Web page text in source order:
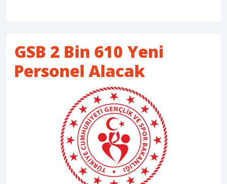
GSB 2 Bin 610 Yeni
Personel Alacak